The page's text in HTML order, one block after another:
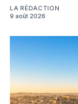
LA RÉDACTION
9 août 2026